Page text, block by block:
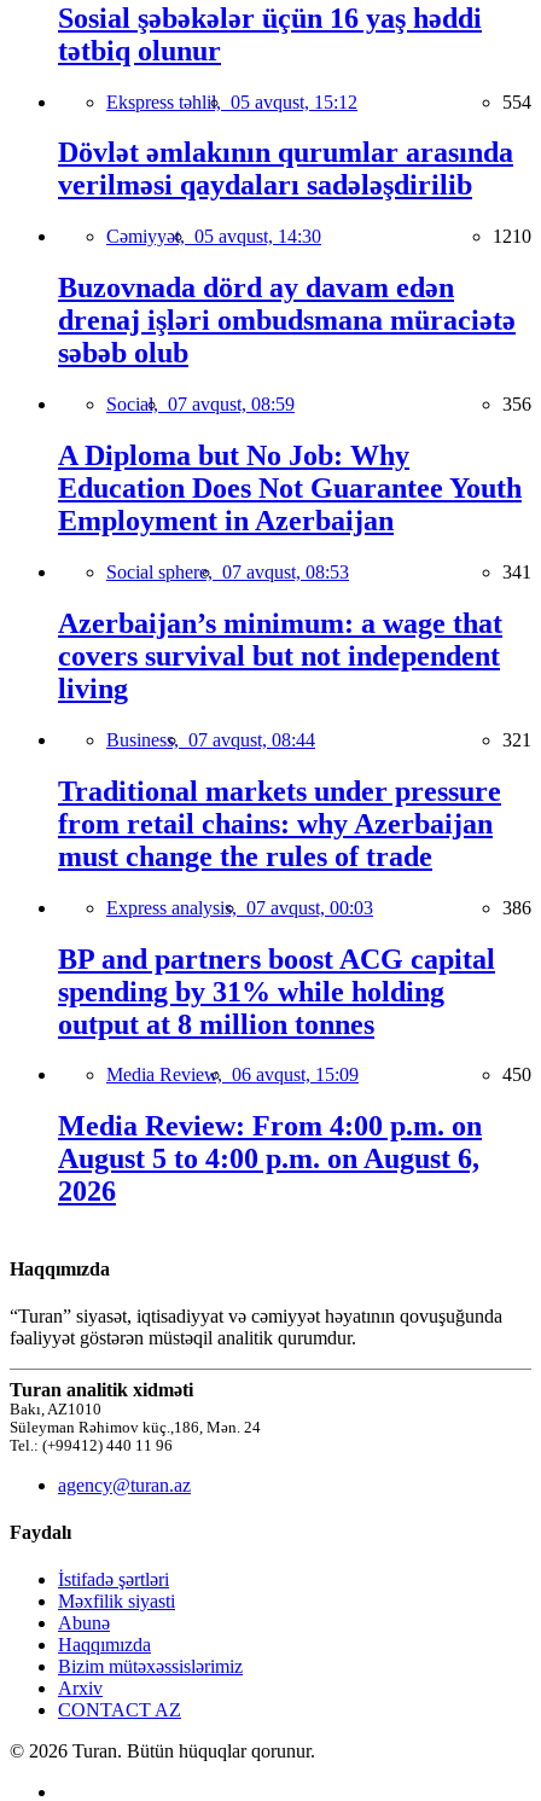
Sosial şəbəkələr üçün 16 yaş həddi
tətbiq olunur
Ekspress təhlil, 05 avqust, 15:12 554
Dövlət əmlakının qurumlar arasında
verilməsi qaydaları sadələşdirilib
Cəmiyyət, 05 avqust, 14:30 1210
Buzovnada dörd ay davam edən
drenaj işləri ombudsmana müraciətə
səbəb olub
Social, 07 avqust, 08:59 356
A Diploma but No Job: Why
Education Does Not Guarantee Youth
Employment in Azerbaijan
Social sphere, 07 avqust, 08:53 341
Azerbaijan’s minimum: a wage that
covers survival but not independent
living
Business, 07 avqust, 08:44 321
Traditional markets under pressure
from retail chains: why Azerbaijan
must change the rules of trade
Express analysis, 07 avqust, 00:03 386
BP and partners boost ACG capital
spending by 31% while holding
output at 8 million tonnes
Media Review, 06 avqust, 15:09 450
Media Review: From 4:00 p.m. on
August 5 to 4:00 p.m. on August 6,
2026
Haqqımızda
“Turan” siyasət, iqtisadiyyat və cəmiyyət həyatının qovuşuğunda
fəaliyyət göstərən müstəqil analitik qurumdur.
Turan analitik xidməti
Bakı, AZ1010
Süleyman Rəhimov küç.,186, Mən. 24
Tel.: (+99412) 440 11 96
agency@turan.az
Faydalı
İstifadə şərtləri
Məxfilik siyasti
Abunə
Haqqımızda
Bizim mütəxəssislərimiz
Arxiv
CONTACT AZ
© 2026 Turan. Bütün hüquqlar qorunur.